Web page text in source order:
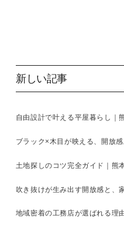
新しい記事
自由設計で叶える平屋暮らし｜
ブラック×木目が映える、開放
土地探しのコツ完全ガイド｜熊
吹き抜けが生み出す開放感と、
地域密着の工務店が選ばれる理